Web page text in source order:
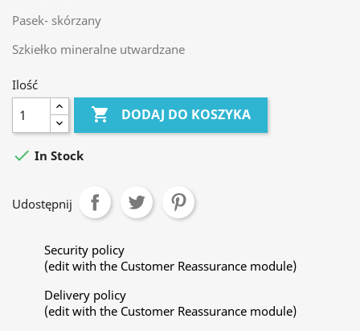
Pasek- skórzany
Szkiełko mineralne utwardzane
Ilość
 DODAJ DO KOSZYKA
 In Stock
Udostępnij
Security policy
(edit with the Customer Reassurance module)
Delivery policy
(edit with the Customer Reassurance module)